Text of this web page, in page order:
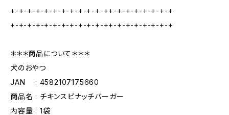
+-+-+-+-+-+-+-+-+-+-+-++-+-+-+-+-+-+-+
+-+-+-+-+-+-+-+-+-+-+-++-+-+-+-+-+-+-+
＊＊＊商品について＊＊＊
犬のおやつ
JAN : 4582107175660
商品名 : チキンスピナッチバーガー
内容量 : 1袋